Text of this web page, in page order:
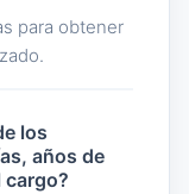
para obtener
los
años de